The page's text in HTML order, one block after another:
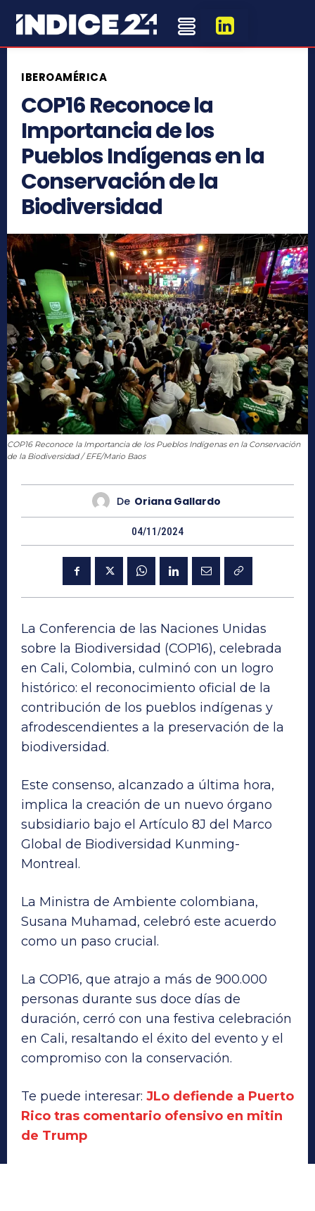
IBEROAMÉRICA
COP16 Reconoce la
Importancia de los
Pueblos Indígenas en la
Conservación de la
Biodiversidad
COP16 Reconoce la Importancia de los Pueblos Indígenas en la Conservación
de la Biodiversidad / EFE/Mario Baos
De Oriana Gallardo
04/11/2024
La Conferencia de las Naciones Unidas
sobre la Biodiversidad (COP16), celebrada
en Cali, Colombia, culminó con un logro
histórico: el reconocimiento oficial de la
contribución de los pueblos indígenas y
afrodescendientes a la preservación de la
biodiversidad.
Este consenso, alcanzado a última hora,
implica la creación de un nuevo órgano
subsidiario bajo el Artículo 8J del Marco
Global de Biodiversidad Kunming-
Montreal.
La Ministra de Ambiente colombiana,
Susana Muhamad, celebró este acuerdo
como un paso crucial.
La COP16, que atrajo a más de 900.000
personas durante sus doce días de
duración, cerró con una festiva celebración
en Cali, resaltando el éxito del evento y el
compromiso con la conservación.
Te puede interesar: JLo defiende a Puerto
Rico tras comentario ofensivo en mitin
de Trump